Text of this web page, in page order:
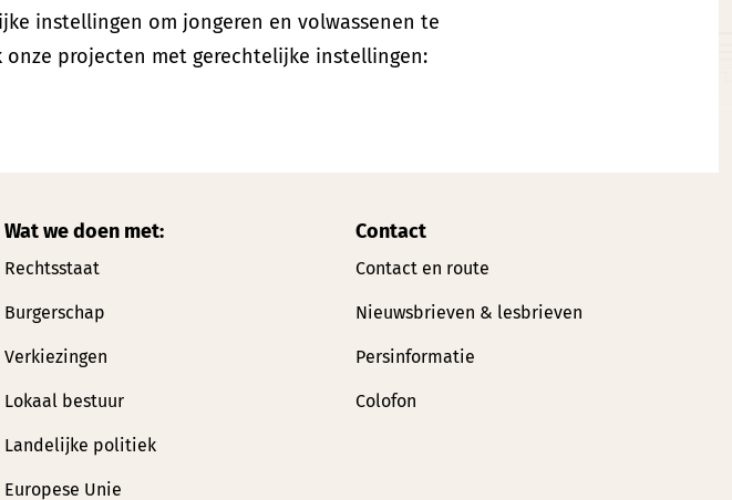
instellingen om jongeren en volwassenen te
projecten met gerechtelijke instellingen:
Wat we doen met:
Rechtsstaat
Burgerschap
Verkiezingen
Lokaal bestuur
Landelijke politiek
Europese Unie
Contact
Contact en route
Nieuwsbrieven & lesbrieven
Persinformatie
Colofon